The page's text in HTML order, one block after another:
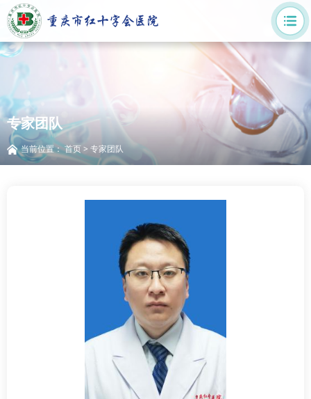
专家团队
当前位置：首页> 专家团队